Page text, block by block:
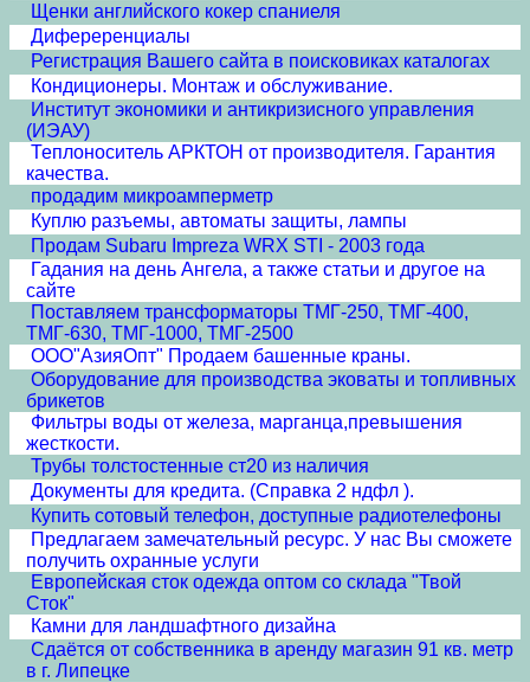
Щенки английского кокер спаниеля
Дифереренциалы
Регистрация Вашего сайта в поисковиках каталогах
Кондиционеры. Монтаж и обслуживание.
Институт экономики и антикризисного управления
(ИЭАУ)
Теплоноситель АРКТОН от производителя. Гарантия
качества.
продадим микроамперметр
Куплю разъемы, автоматы защиты, лампы
Продам Subaru Impreza WRX STI - 2003 года
Гадания на день Ангела, а также статьи и другое на
сайте
Поставляем трансформаторы ТМГ-250, ТМГ-400,
ТМГ-630, ТМГ-1000, ТМГ-2500
ООО"АзияОпт" Продаем башенные краны.
Оборудование для производства эковаты и топливных
брикетов
Фильтры воды от железа, марганца,превышения
жесткости.
Трубы толстостенные ст20 из наличия
Документы для кредита. (Справка 2 ндфл ).
Купить сотовый телефон, доступные радиотелефоны
Предлагаем замечательный ресурс. У нас Вы сможете
получить охранные услуги
Европейская сток одежда оптом со склада "Твой
Сток"
Камни для ландшафтного дизайна
Сдаётся от собственника в аренду магазин 91 кв. метр
в г. Липецке